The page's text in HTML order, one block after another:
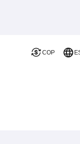
COP